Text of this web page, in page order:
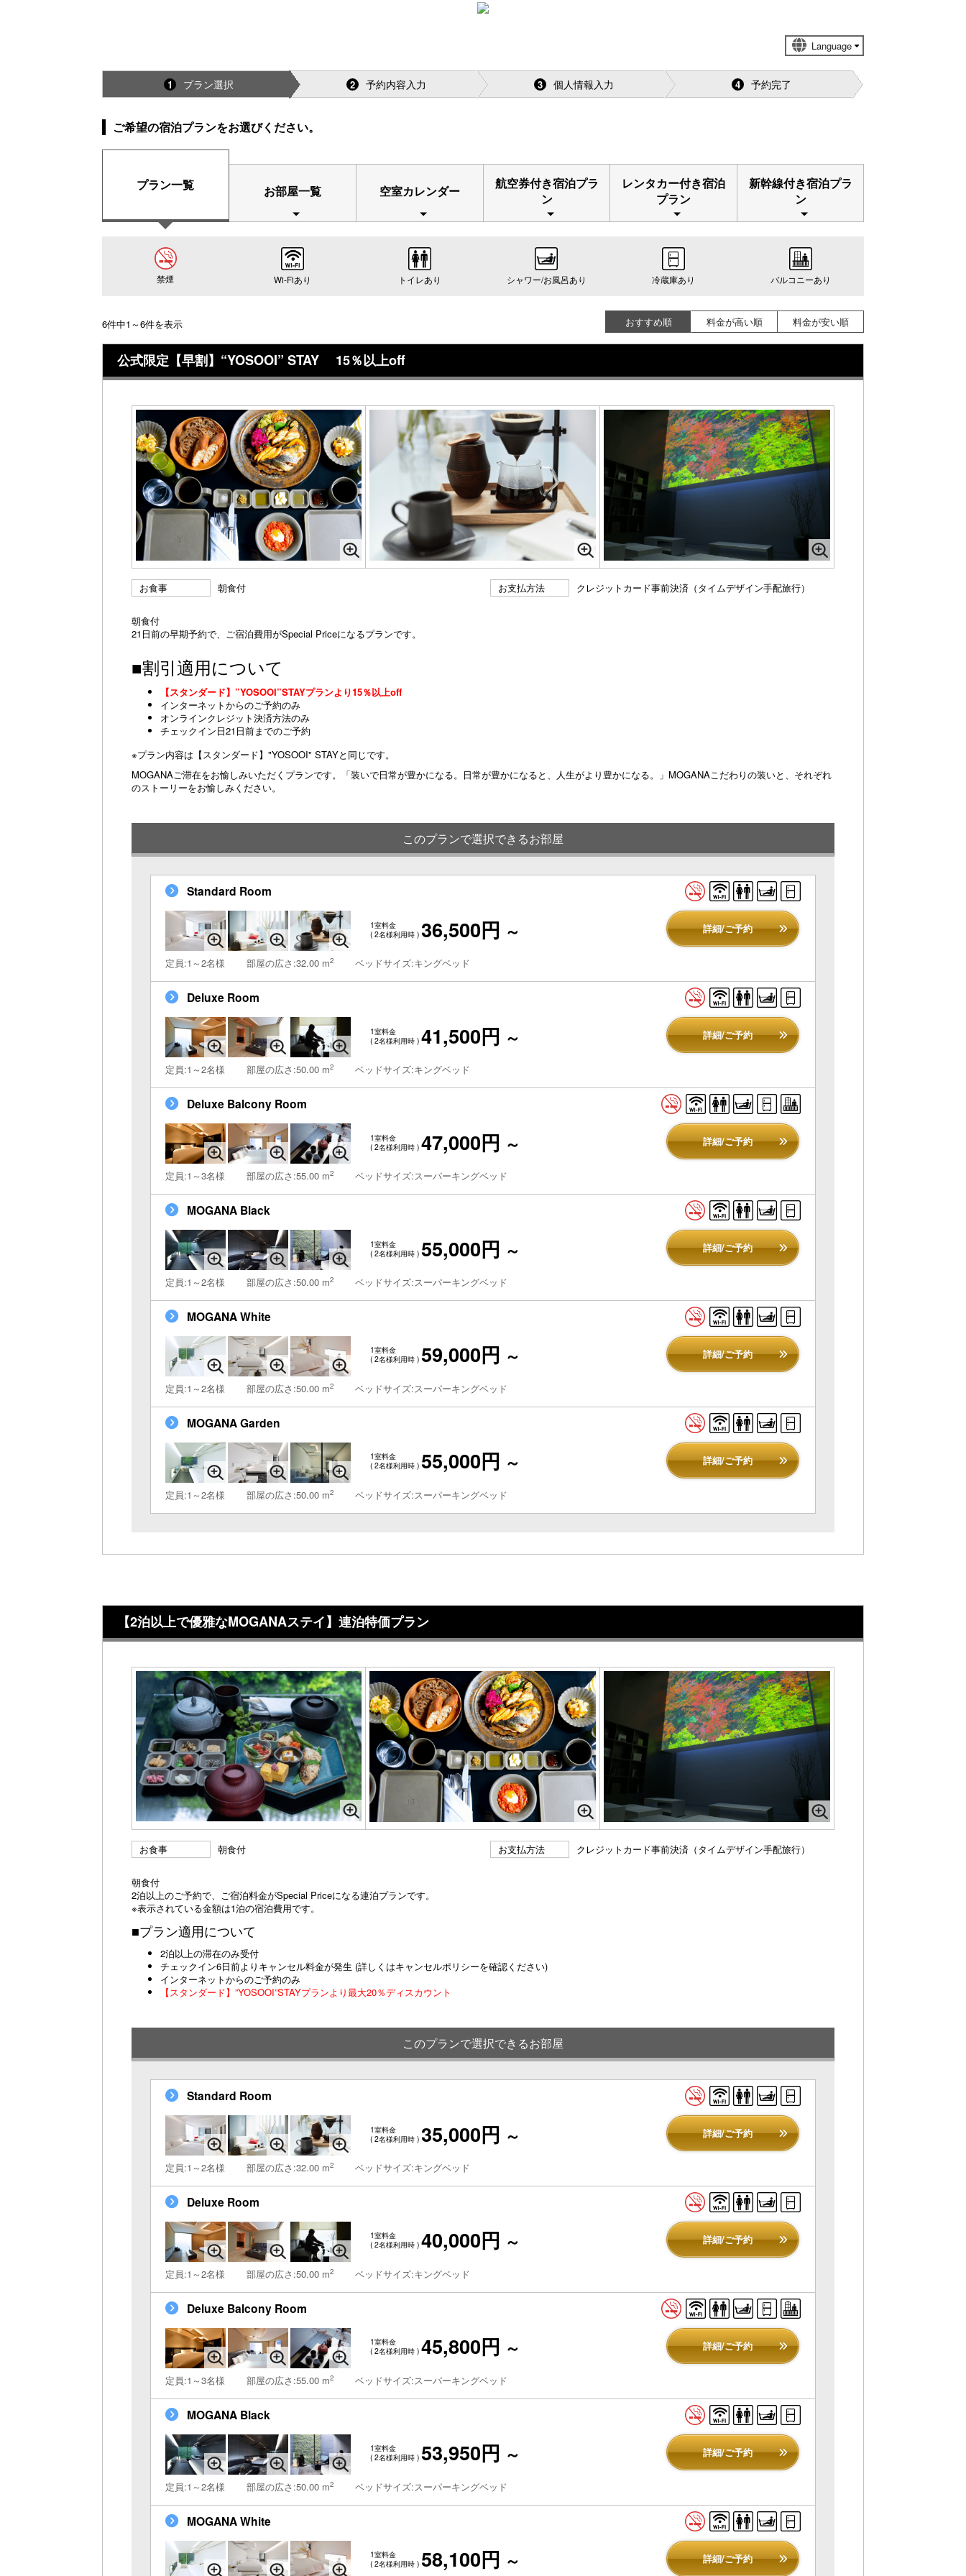
1 プラン選択 2 予約内容入力 3 個人情報入力 4 予約完了
ご希望の宿泊プランをお選びください。
プラン一覧 お部屋一覧 空室カレンダー
航空券付き宿泊プラ
ン
レンタカー付き宿泊
プラン
新幹線付き宿泊プラ
ン
禁煙 Wi-Fiあり トイレあり シャワー/お風呂あり 冷蔵庫あり バルコニーあり
おすすめ順 料金が高い順 料金が安い順
6件中1～6件を表示
公式限定【早割】“YOSOOI” STAY 15％以上off
お食事 朝食付 お支払方法 クレジットカード事前決済（タイムデザイン手配旅行）
朝食付
21日前の早期予約で、ご宿泊費用がSpecial Priceになるプランです。
■割引適用について
【スタンダード】”YOSOOI”STAYプランより15％以上off
インターネットからのご予約のみ
オンラインクレジット決済方法のみ
チェックイン日21日前までのご予約
※プラン内容は【スタンダード】"YOSOOI" STAYと同じです。
MOGANAご滞在をお愉しみいただくプランです。「装いで日常が豊かになる。日常が豊かになると、人生がより豊かになる。」MOGANAこだわりの装いと、それぞれ
のストーリーをお愉しみください。
このプランで選択できるお部屋
Standard Room
1室料金
( 2名様利用時 ) 36,500円 ～ 詳細/ご予約
定員:1～2名様 部屋の広さ:32.00 m2 ベッドサイズ:キングベッド
Deluxe Room
1室料金
( 2名様利用時 ) 41,500円 ～ 詳細/ご予約
定員:1～2名様 部屋の広さ:50.00 m2 ベッドサイズ:キングベッド
Deluxe Balcony Room
1室料金
( 2名様利用時 ) 47,000円 ～ 詳細/ご予約
定員:1～3名様 部屋の広さ:55.00 m2 ベッドサイズ:スーパーキングベッド
MOGANA Black
1室料金
( 2名様利用時 ) 55,000円 ～ 詳細/ご予約
定員:1～2名様 部屋の広さ:50.00 m2 ベッドサイズ:スーパーキングベッド
MOGANA White
1室料金
( 2名様利用時 ) 59,000円 ～ 詳細/ご予約
定員:1～2名様 部屋の広さ:50.00 m2 ベッドサイズ:スーパーキングベッド
MOGANA Garden
1室料金
( 2名様利用時 ) 55,000円 ～ 詳細/ご予約
定員:1～2名様 部屋の広さ:50.00 m2 ベッドサイズ:スーパーキングベッド
【2泊以上で優雅なMOGANAステイ】連泊特価プラン
お食事 朝食付 お支払方法 クレジットカード事前決済（タイムデザイン手配旅行）
朝食付
2泊以上のご予約で、ご宿泊料金がSpecial Priceになる連泊プランです。
※表示されている金額は1泊の宿泊費用です。
■プラン適用について
2泊以上の滞在のみ受付
チェックイン6日前よりキャンセル料金が発生 (詳しくはキャンセルポリシーを確認ください)
インターネットからのご予約のみ
【スタンダード】”YOSOOI”STAYプランより最大20％ディスカウント
このプランで選択できるお部屋
Standard Room
1室料金
( 2名様利用時 ) 35,000円 ～ 詳細/ご予約
定員:1～2名様 部屋の広さ:32.00 m2 ベッドサイズ:キングベッド
Deluxe Room
1室料金
( 2名様利用時 ) 40,000円 ～ 詳細/ご予約
定員:1～2名様 部屋の広さ:50.00 m2 ベッドサイズ:キングベッド
Deluxe Balcony Room
1室料金
( 2名様利用時 ) 45,800円 ～ 詳細/ご予約
定員:1～3名様 部屋の広さ:55.00 m2 ベッドサイズ:スーパーキングベッド
MOGANA Black
1室料金
( 2名様利用時 ) 53,950円 ～ 詳細/ご予約
定員:1～2名様 部屋の広さ:50.00 m2 ベッドサイズ:スーパーキングベッド
MOGANA White
1室料金
( 2名様利用時 ) 58,100円 ～ 詳細/ご予約